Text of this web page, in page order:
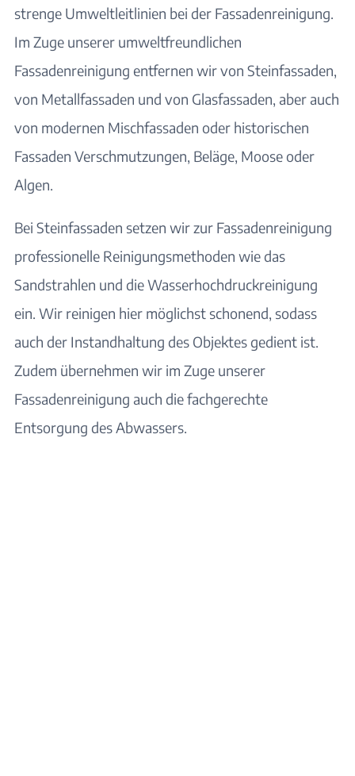
strenge Umweltleitlinien bei der Fassadenreinigung.
Im Zuge unserer umweltfreundlichen
Fassadenreinigung entfernen wir von Steinfassaden,
von Metallfassaden und von Glasfassaden, aber auch
von modernen Mischfassaden oder historischen
Fassaden Verschmutzungen, Beläge, Moose oder
Algen.
Bei Steinfassaden setzen wir zur Fassadenreinigung
professionelle Reinigungsmethoden wie das
Sandstrahlen und die Wasserhochdruckreinigung
ein. Wir reinigen hier möglichst schonend, sodass
auch der Instandhaltung des Objektes gedient ist.
Zudem übernehmen wir im Zuge unserer
Fassadenreinigung auch die fachgerechte
Entsorgung des Abwassers.